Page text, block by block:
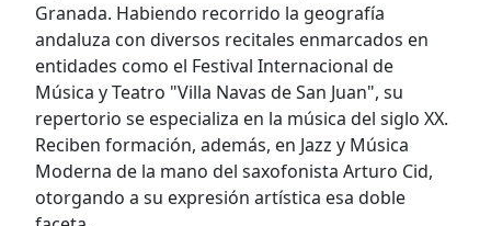
Granada. Habiendo recorrido la geografía
andaluza con diversos recitales enmarcados en
entidades como el Festival Internacional de
Música y Teatro "Villa Navas de San Juan", su
repertorio se especializa en la música del siglo XX.
Reciben formación, además, en Jazz y Música
Moderna de la mano del saxofonista Arturo Cid,
otorgando a su expresión artística esa doble